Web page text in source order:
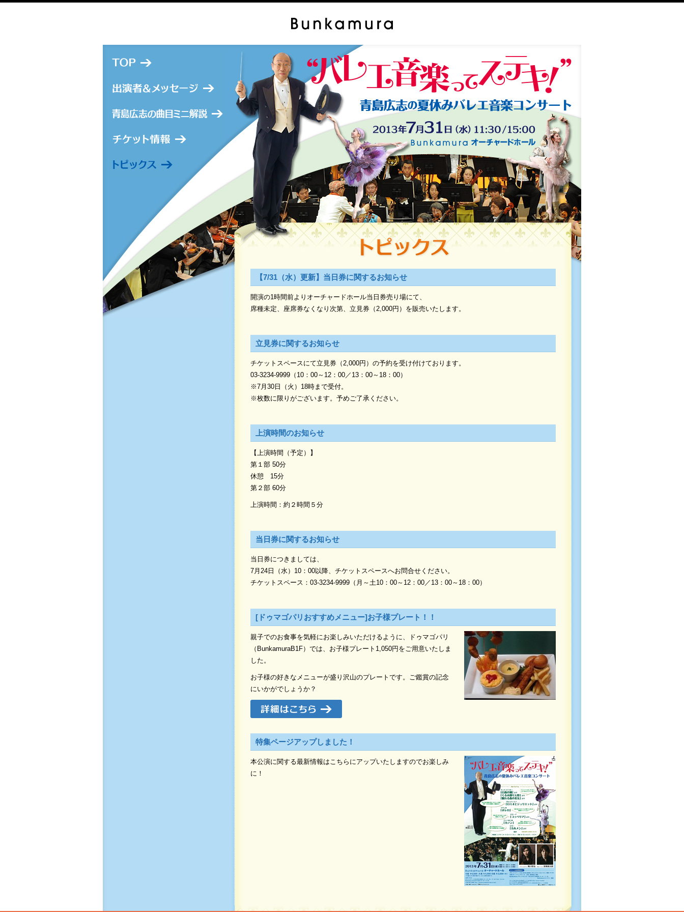
【7/31（水）更新】当日券に関するお知らせ
開演の1時間前よりオーチャードホール当日券売り場にて、
席種未定、座席券なくなり次第、立見券（2,000円）を販売いたします。
立見券に関するお知らせ
チケットスペースにて立見券（2,000円）の予約を受け付けております。
03-3234-9999（10：00～12：00／13：00～18：00）
※7月30日（火）18時まで受付。
※枚数に限りがございます。予めご了承ください。
上演時間のお知らせ
【上演時間（予定）】
第１部 50分
休憩 15分
第２部 60分
上演時間：約２時間５分
当日券に関するお知らせ
当日券につきましては、
7月24日（水）10：00以降、チケットスペースへお問合せください。
チケットスペース：03-3234-9999（月～土10：00～12：00／13：00～18：00）
[ドゥマゴパリおすすめメニュー]お子様プレート！！
親子でのお食事を気軽にお楽しみいただけるように、ドゥマゴパリ
（BunkamuraB1F）では、お子様プレート1,050円をご用意いたしま
した。
お子様の好きなメニューが盛り沢山のプレートです。ご鑑賞の記念
にいかがでしょうか？
特集ページアップしました！
本公演に関する最新情報はこちらにアップいたしますのでお楽しみ
に！